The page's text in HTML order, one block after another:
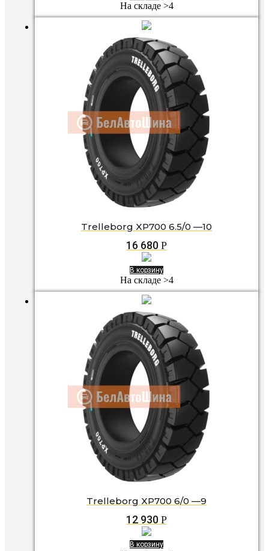
На складе >4
Trelleborg XP700 6.5/0 —10
16 680 Р
В корзину
На складе >4
Trelleborg XP700 6/0 —9
12 930 Р
В корзину